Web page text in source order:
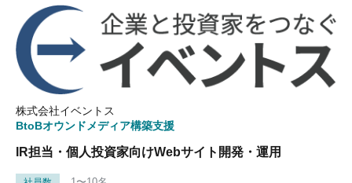
株式会社イベントス
BtoBオウンドメディア構築支援
IR担当・個人投資家向けWebサイト開発・運用